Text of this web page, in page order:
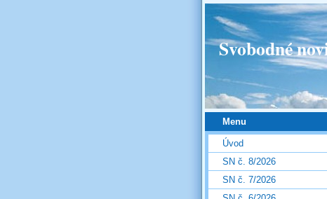
Svobodné
Menu
Úvod
SN č. 8/2026
SN č. 7/2026